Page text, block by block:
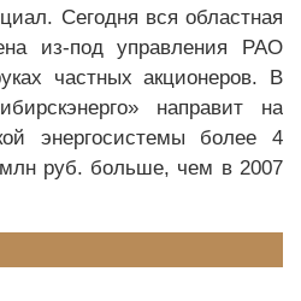
Сегодня вся областная
из-под управления РАО
частных акционеров. В
направит на
энергосистемы более 4
руб. больше, чем в 2007